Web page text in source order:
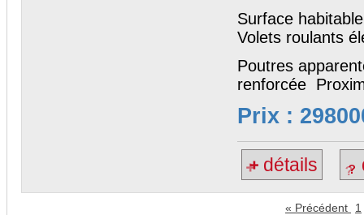
Surface
Volets roulants
Poutres
renforcée
Prix :
détails
« Précédent 1